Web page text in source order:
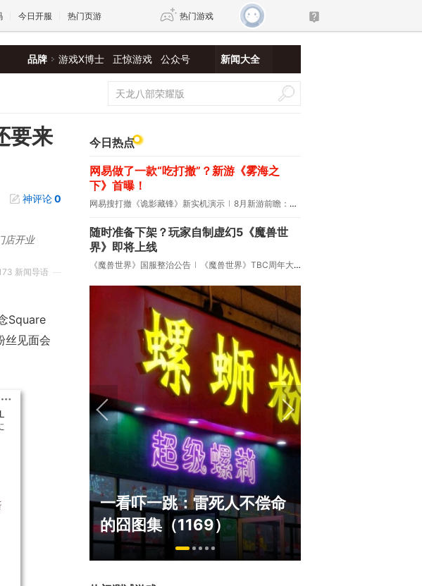
今日开服 热门页游 热门游戏
王权与自由 诛仙世界 新仙侠5
品牌 游戏X博士 正惊游戏 公众号 新闻大全
要来
神评论0
新闻导语
店开业
Square
丝见面会
今日热点
网易做了一款“吃打撤”？新游《雾海之
下》首曝！
网易搜打撤《诡影藏锋》新实机演示 8月新游前瞻：《诡秘之主》领衔
随时准备下架？玩家自制虚幻5《魔兽世
界》即将上线
《魔兽世界》国服整治公告 《魔兽世界》TBC周年大更：双经典团本回归！
人不偿命
盘点8月扎堆上线的影游：
玩家想扔核弹，结果只能谈
恋爱？